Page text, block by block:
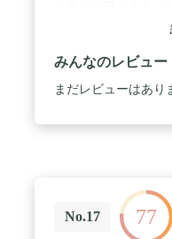
collections]：ネイビ
名》 1.[1936 new
eagles] 3.[1931
5.[1946 newark
エンブレム：4のみ
navy / ■《素材》
違い有 □お洗濯・雨
イズ大きめ推奨 □毎
有 □メール便発送の
みんなのレビュー
まだレビューはあり
No.17 77